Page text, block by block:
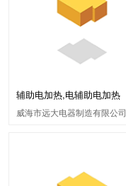
辅助电加热,电辅助电加热
威海市远大电器制造有限公司